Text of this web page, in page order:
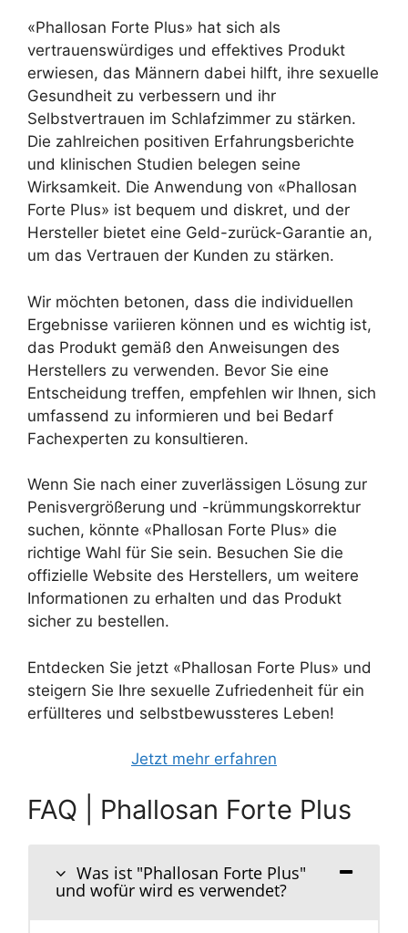
«Phallosan Forte Plus» hat sich als
vertrauenswürdiges und effektives Produkt
erwiesen, das Männern dabei hilft, ihre sexuelle
Gesundheit zu verbessern und ihr
Selbstvertrauen im Schlafzimmer zu stärken.
Die zahlreichen positiven Erfahrungsberichte
und klinischen Studien belegen seine
Wirksamkeit. Die Anwendung von «Phallosan
Forte Plus» ist bequem und diskret, und der
Hersteller bietet eine Geld-zurück-Garantie an,
um das Vertrauen der Kunden zu stärken.
Wir möchten betonen, dass die individuellen
Ergebnisse variieren können und es wichtig ist,
das Produkt gemäß den Anweisungen des
Herstellers zu verwenden. Bevor Sie eine
Entscheidung treffen, empfehlen wir Ihnen, sich
umfassend zu informieren und bei Bedarf
Fachexperten zu konsultieren.
Wenn Sie nach einer zuverlässigen Lösung zur
Penisvergrößerung und -krümmungskorrektur
suchen, könnte «Phallosan Forte Plus» die
richtige Wahl für Sie sein. Besuchen Sie die
offizielle Website des Herstellers, um weitere
Informationen zu erhalten und das Produkt
sicher zu bestellen.
Entdecken Sie jetzt «Phallosan Forte Plus» und
steigern Sie Ihre sexuelle Zufriedenheit für ein
erfüllteres und selbstbewussteres Leben!
Jetzt mehr erfahren
FAQ | Phallosan Forte Plus
Was ist "Phallosan Forte Plus"
und wofür wird es verwendet?